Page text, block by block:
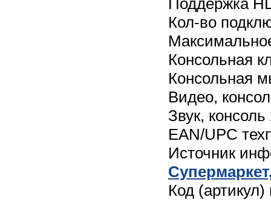
Поддержка
Кол-во
Консольная
Консольная
Видео,
Звук,
EAN/UPC
Источник
Код